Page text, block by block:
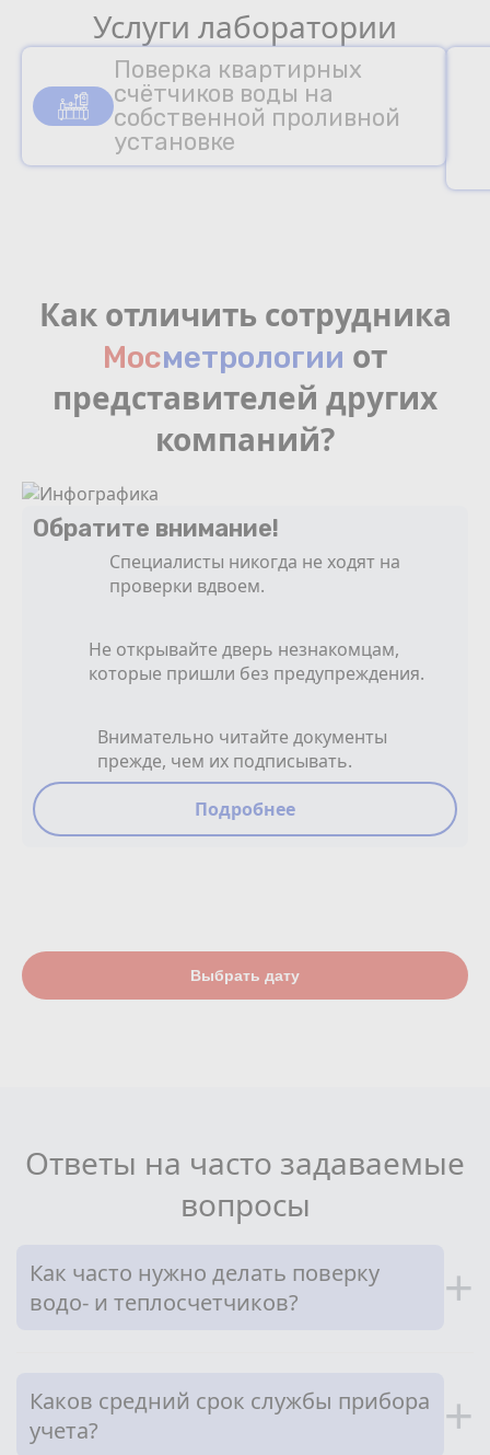
Услуги лаборатории
Поверка квартирных
счётчиков воды на
собственной проливной
установке
Как отличить сотрудника
Мосмeтрологии от
представителей других
компаний?
Обратите внимание!
Специалисты никогда не ходят на
проверки вдвоем.
Не открывайте дверь незнакомцам,
которые пришли без предупреждения.
Внимательно читайте документы
прежде, чем их подписывать.
Подробнее
Выбрать дату
Ответы на часто задаваемые
вопросы
Как часто нужно делать поверку
водо- и теплосчетчиков?
+
Каков средний срок службы прибора
учета?
+